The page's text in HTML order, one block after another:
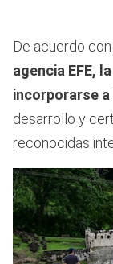
De acuerdo con
agencia EFE,
incorporarse
desarrollo y
reconocidas